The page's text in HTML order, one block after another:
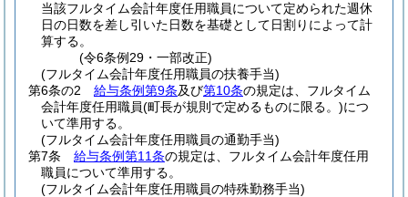
当該フルタイム会計年度任用職員について定められた週休
日の日数を差し引いた日数を基礎として日割りによって計
算する。
(令6条例29・一部改正)
(フルタイム会計年度任用職員の扶養手当)
第6条の2
給与条例第9条及び第10条の規定は、フルタイム
会計年度任用職員(町長が規則で定めるものに限る。)につ
いて準用する。
(フルタイム会計年度任用職員の通勤手当)
第7条
給与条例第11条の規定は、フルタイム会計年度任用
職員について準用する。
(フルタイム会計年度任用職員の特殊勤務手当)